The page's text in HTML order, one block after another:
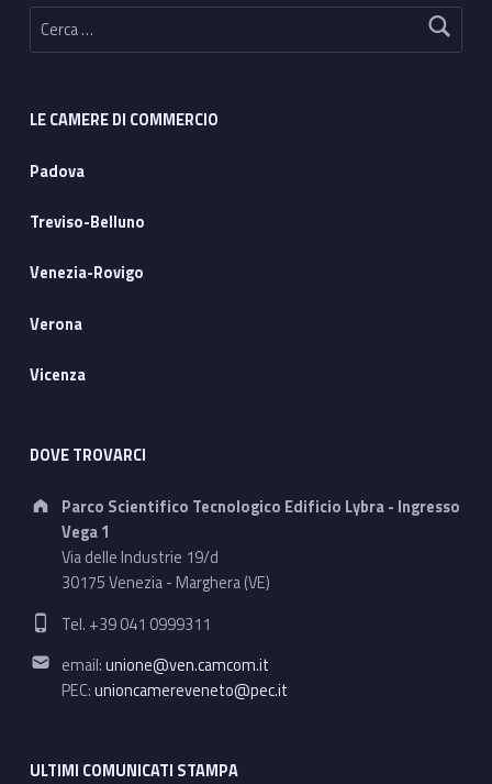
Ricerca per:
LE CAMERE DI COMMERCIO
Padova
Treviso-Belluno
Venezia-Rovigo
Verona
Vicenza
DOVE TROVARCI
Address:
Parco Scientifico Tecnologico Edificio Lybra - Ingresso
Vega 1
Via delle Industrie 19/d
30175 Venezia - Marghera (VE)
Phone number:
Tel. +39 041 0999311
Email address:
email:unione@ven.camcom.it
PEC:unioncamereveneto@pec.it
ULTIMI COMUNICATI STAMPA